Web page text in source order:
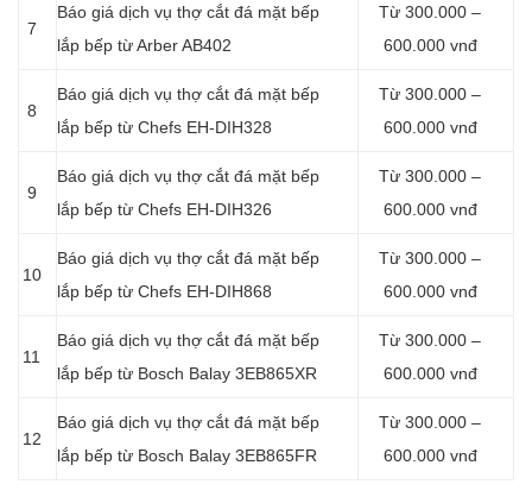
7
Báo giá dịch vụ thợ cắt đá mặt bếp
lắp bếp từ Arber AB402
Từ 300.000 –
600.000 vnđ
8
Báo giá dịch vụ thợ cắt đá mặt bếp
lắp bếp từ Chefs EH-DIH328
Từ 300.000 –
600.000 vnđ
9
Báo giá dịch vụ thợ cắt đá mặt bếp
lắp bếp từ Chefs EH-DIH326
Từ 300.000 –
600.000 vnđ
10
Báo giá dịch vụ thợ cắt đá mặt bếp
lắp bếp từ Chefs EH-DIH868
Từ 300.000 –
600.000 vnđ
11
Báo giá dịch vụ thợ cắt đá mặt bếp
lắp bếp từ Bosch Balay 3EB865XR
Từ 300.000 –
600.000 vnđ
12
Báo giá dịch vụ thợ cắt đá mặt bếp
lắp bếp từ Bosch Balay 3EB865FR
Từ 300.000 –
600.000 vnđ